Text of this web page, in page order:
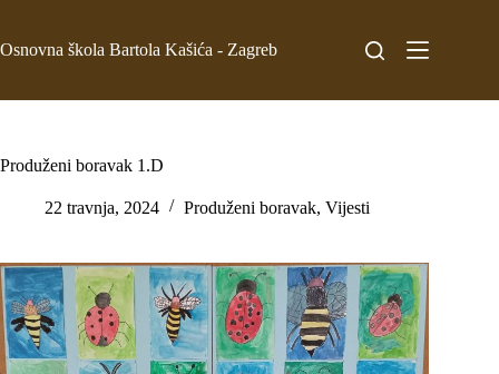
Osnovna škola Bartola Kašića - Zagreb
Produženi boravak 1.D
22 travnja, 2024 Produženi boravak, Vijesti